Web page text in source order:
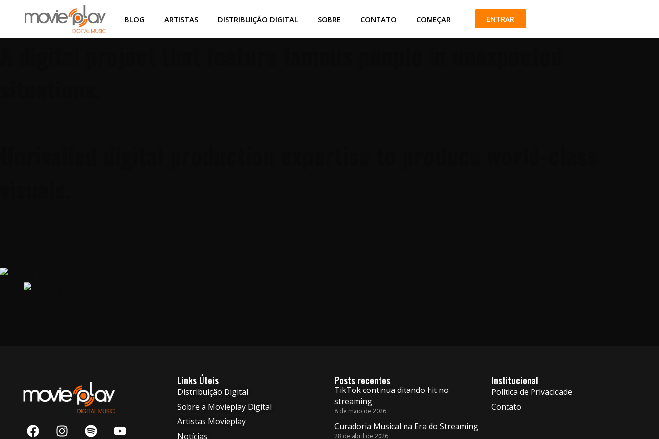
BLOG ARTISTAS DISTRIBUIÇÃO DIGITAL SOBRE CONTATO COMEÇAR ENTRAR
Links Úteis
Distribuição Digital
Sobre a Movieplay Digital
Artistas Movieplay
Notícias
Posts recentes
TikTok continua ditando hit no
streaming
8 de maio de 2026
Curadoria Musical na Era do Streaming
28 de abril de 2026
Institucional
Politica de Privacidade
Contato